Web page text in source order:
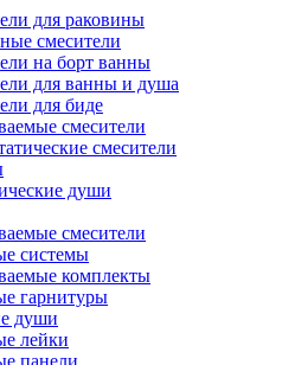
для раковины
смесители
на борт ванны
для ванны и душа
для биде
смесители
смесители
души
смесители
системы
комплекты
гарнитуры
души
лейки
панели